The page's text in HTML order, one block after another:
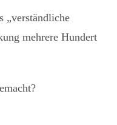
„verständliche
mehrere Hundert